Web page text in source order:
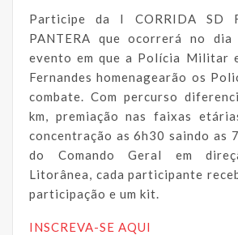
Participe da I CORRIDA SD
PANTERA que ocorrerá no
evento em que a Polícia Militar
Fernandes homenagearão os
combate. Com percurso
km, premiação nas faixas
concentração as 6h30 saindo as
do Comando Geral em
Litorânea, cada participante
participação e um kit.
INSCREVA-SE AQUI